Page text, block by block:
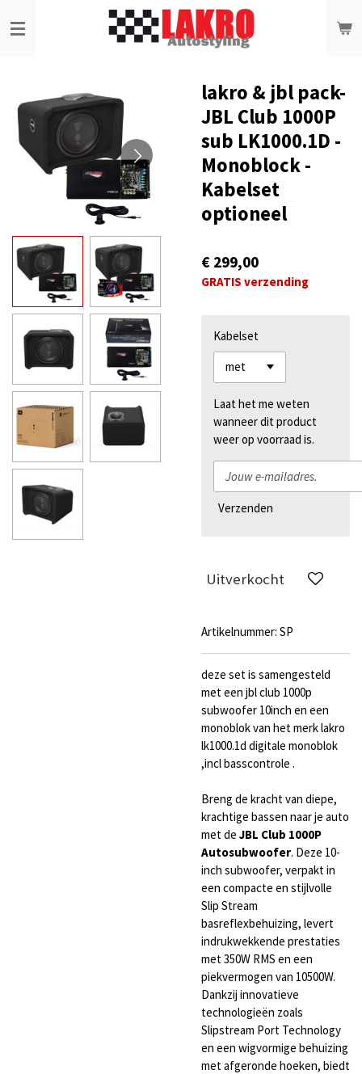
direct
lakro & jbl pack-
JBL Club 1000P
sub LK1000.1D -
Monoblock -
Kabelset
optioneel
€ 299,00
GRATIS verzending
Kabelset
Laat het me weten
wanneer dit product
weer op voorraad is.
Verzenden
Uitverkocht
Artikelnummer: SP
deze set is samengesteld
met een jbl club 1000p
subwoofer 10inch en een
monoblok van het merk lakro
lk1000.1d digitale monoblok
,incl basscontrole .
Breng de kracht van diepe,
krachtige bassen naar je auto
met de JBL Club 1000P
Autosubwoofer. Deze 10-
inch subwoofer, verpakt in
een compacte en stijlvolle
Slip Stream
basreflexbehuizing, levert
indrukwekkende prestaties
met 350W RMS en een
piekvermogen van 10500W.
Dankzij innovatieve
technologieën zoals
Slipstream Port Technology
en een wigvormige behuizing
met afgeronde hoeken, biedt